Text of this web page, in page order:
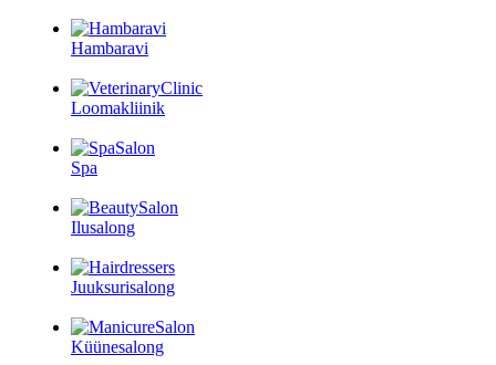
Hambaravi
Loomakliinik
Spa
Ilusalong
Juuksurisalong
Küünesalong